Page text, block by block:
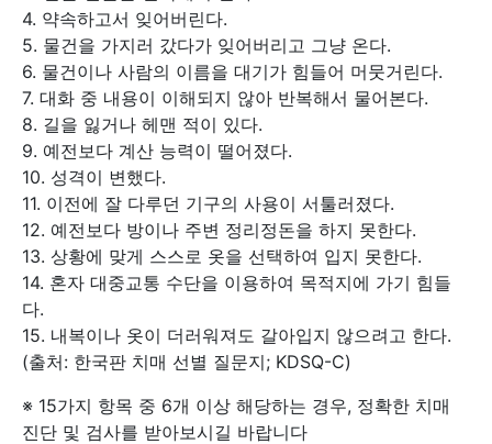
4. 약속하고서 잊어버린다.
5. 물건을 가지러 갔다가 잊어버리고 그냥 온다.
6. 물건이나 사람의 이름을 대기가 힘들어 머뭇거린다.
7. 대화 중 내용이 이해되지 않아 반복해서 물어본다.
8. 길을 잃거나 헤맨 적이 있다.
9. 예전보다 계산 능력이 떨어졌다.
10. 성격이 변했다.
11. 이전에 잘 다루던 기구의 사용이 서툴러졌다.
12. 예전보다 방이나 주변 정리정돈을 하지 못한다.
13. 상황에 맞게 스스로 옷을 선택하여 입지 못한다.
14. 혼자 대중교통 수단을 이용하여 목적지에 가기 힘들
다.
15. 내복이나 옷이 더러워져도 갈아입지 않으려고 한다.
(출처: 한국판 치매 선별 질문지; KDSQ-C)
※ 15가지 항목 중 6개 이상 해당하는 경우, 정확한 치매
진단 및 검사를 받아보시길 바랍니다